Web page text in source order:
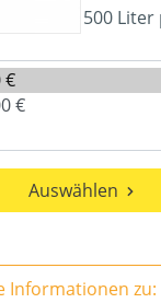
500
Auswählen
Informationen